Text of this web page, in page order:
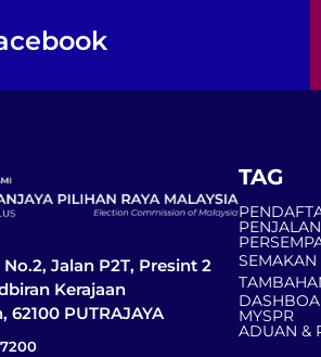
No.2, Jalan P2T, Presint 2
Kerajaan
62100 PUTRAJAYA
TAG
MYSPR
ADUAN &